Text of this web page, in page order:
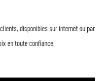
disponibles sur internet ou par
en toute confiance.